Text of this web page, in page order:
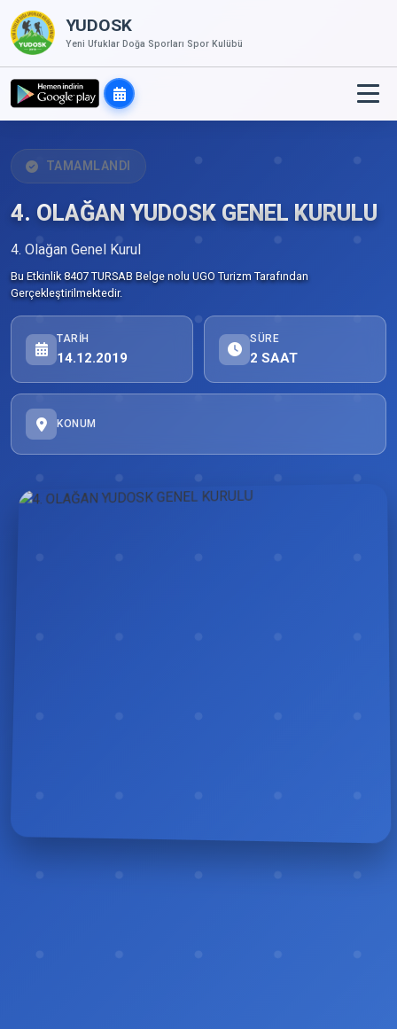
YUDOSK
Yeni Ufuklar Doğa Sporları Spor Kulübü
TAMAMLANDI
4. OLAĞAN YUDOSK GENEL KURULU
4. Olağan Genel Kurul
Bu Etkinlik 8407 TURSAB Belge nolu UGO Turizm Tarafından
Gerçekleştirilmektedir.
TARIH
14.12.2019
SÜRE
2 SAAT
KONUM